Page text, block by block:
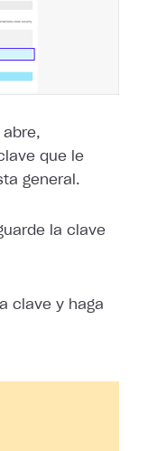
abre,
que le
general.
la clave
clave y haga